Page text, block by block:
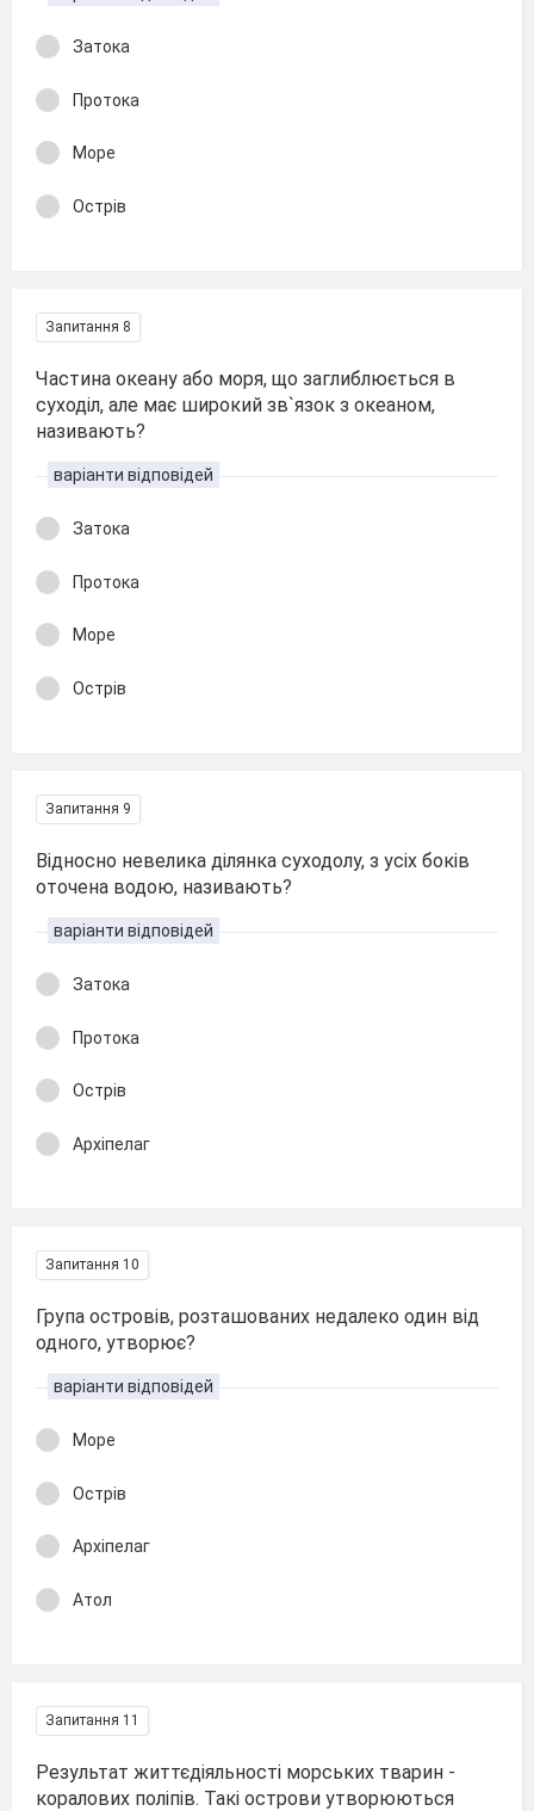
Затока
Протока
Море
Острів
Запитання 8
Частина океану або моря, що заглиблюється в
суходіл, але має широкий зв`язок з океаном,
називають?
варіанти відповідей
Затока
Протока
Море
Острів
Запитання 9
Відносно невелика ділянка суходолу, з усіх боків
оточена водою, називають?
варіанти відповідей
Затока
Протока
Острів
Архіпелаг
Запитання 10
Група островів, розташованих недалеко один від
одного, утворює?
варіанти відповідей
Море
Острів
Архіпелаг
Атол
Запитання 11
Результат життєдіяльності морських тварин -
коралових поліпів. Такі острови утворюються